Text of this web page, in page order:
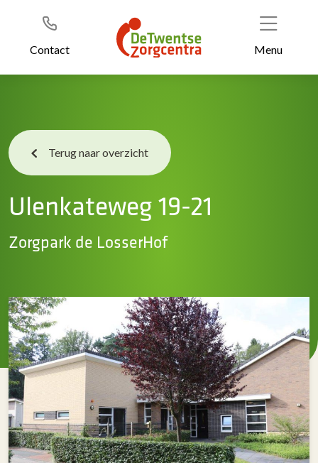
Header
Contact Menu
Terug naar overzicht
Ulenkateweg 19-21
Zorgpark de LosserHof